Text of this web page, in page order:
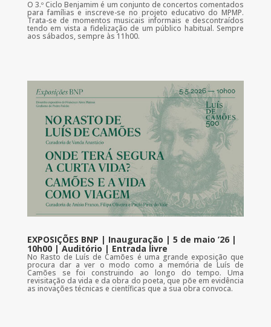
O 3.º Ciclo Benjamim é um conjunto de concertos comentados
para famílias e inscreve-se no projeto educativo do MPMP.
Trata-se de momentos musicais informais e descontraídos
tendo em vista a fidelização de um público habitual. Sempre
aos sábados, sempre às 11h00.
EXPOSIÇÕES BNP | Inauguração | 5 de maio ’26 |
10h00 | Auditório | Entrada livre
No Rasto de Luís de Camões é uma grande exposição que
procura dar a ver o modo como a memória de Luís de
Camões se foi construindo ao longo do tempo. Uma
revisitação da vida e da obra do poeta, que põe em evidência
as inovações técnicas e científicas que a sua obra convoca.